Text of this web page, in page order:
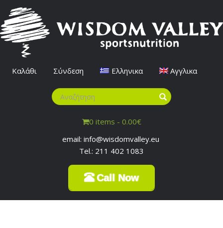
Καλάθι Σύνδεση Ελληνικα Αγγλικα
0 items - 0.00€
email: info@wisdomvalley.eu
Tel.: 211 402 1083
Call Now